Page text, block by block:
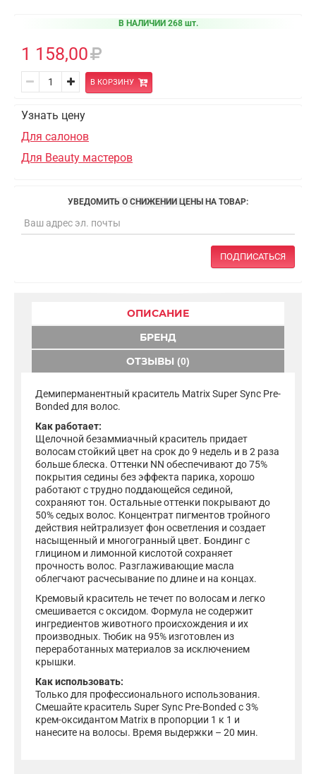
В НАЛИЧИИ 268 шт.
1 158,00
В КОРЗИНУ
Узнать цену
Для салонов
Для Beauty мастеров
УВЕДОМИТЬ О СНИЖЕНИИ ЦЕНЫ НА ТОВАР:
ПОДПИСАТЬСЯ
ОПИСАНИЕ
БРЕНД
ОТЗЫВЫ (0)
Демиперманентный краситель Matrix Super Sync Pre-
Bonded для волос.
Как работает:
Щелочной безаммиачный краситель придает
волосам стойкий цвет на срок до 9 недель и в 2 раза
больше блеска. Оттенки NN обеспечивают до 75%
покрытия седины без эффекта парика, хорошо
работают с трудно поддающейся сединой,
сохраняют тон. Остальные оттенки покрывают до
50% седых волос. Концентрат пигментов тройного
действия нейтрализует фон осветления и создает
насыщенный и многогранный цвет. Бондинг с
глицином и лимонной кислотой сохраняет
прочность волос. Разглаживающие масла
облегчают расчесывание по длине и на концах.
Кремовый краситель не течет по волосам и легко
смешивается с оксидом. Формула не содержит
ингредиентов животного происхождения и их
производных. Тюбик на 95% изготовлен из
переработанных материалов за исключением
крышки.
Как использовать:
Только для профессионального использования.
Смешайте краситель Super Sync Pre-Bonded с 3%
крем-оксидантом Matrix в пропорции 1 к 1 и
нанесите на волосы. Время выдержки – 20 мин.